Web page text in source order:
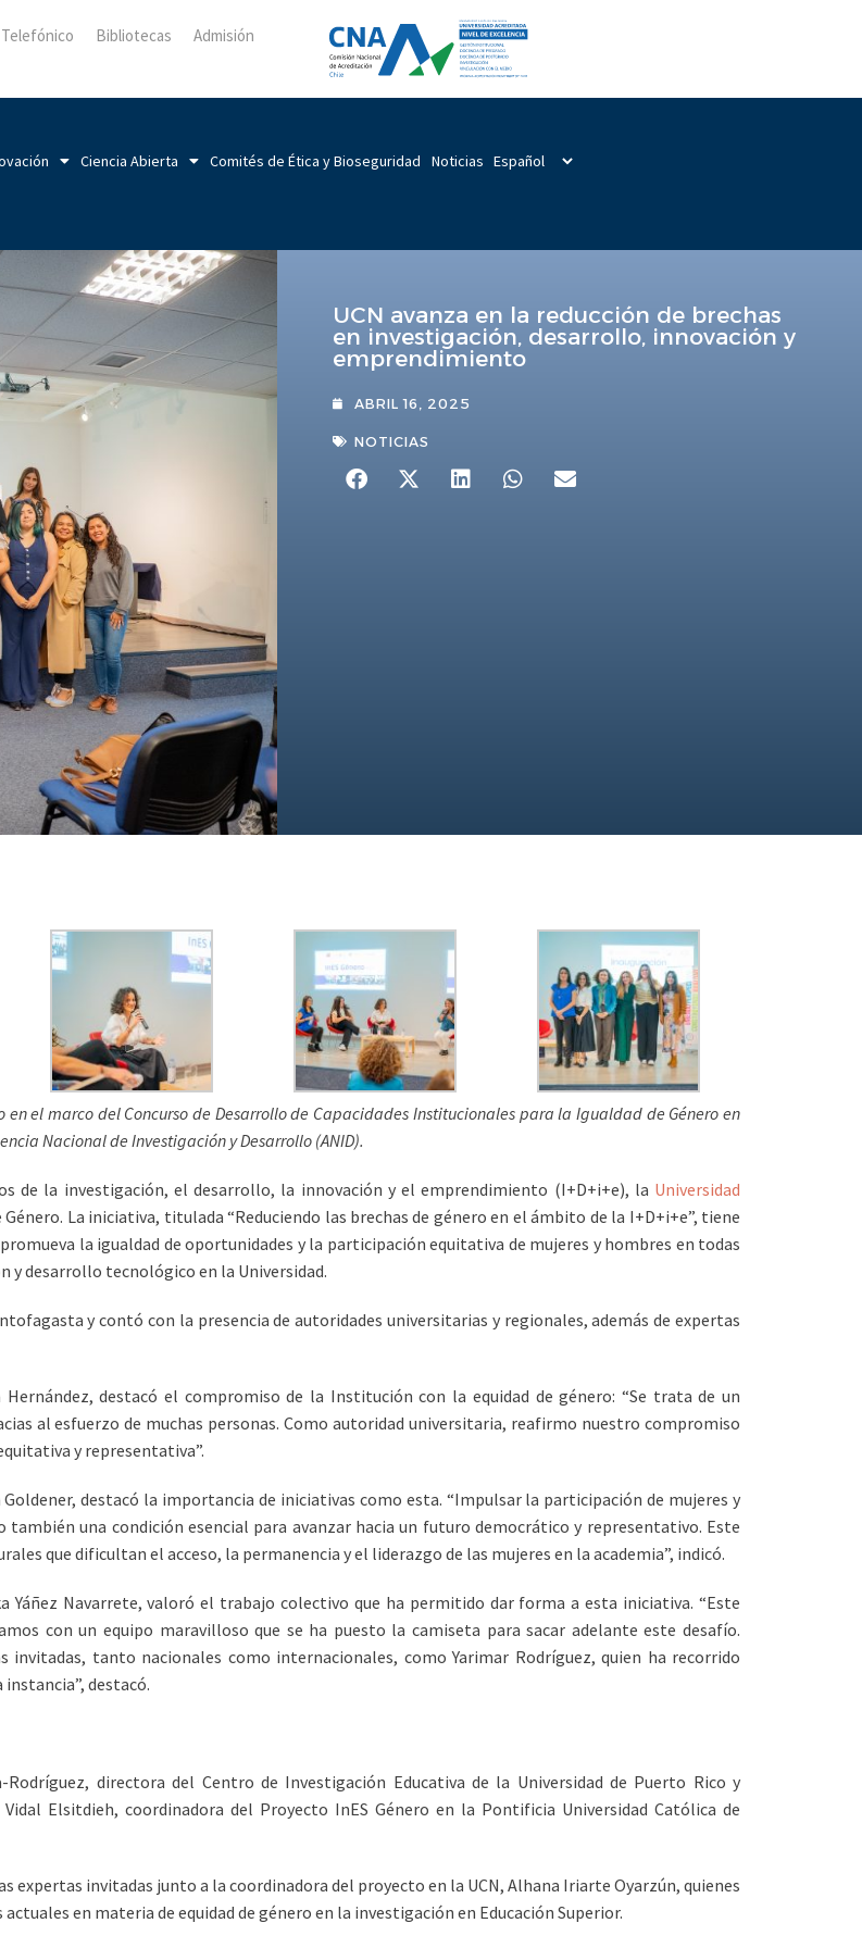
Bibliotecas Admisión
Ciencia Abierta Comités de Ética y Bioseguridad Noticias
UCN avanza en la reducción de brechas
en investigación, desarrollo, innovación y
emprendimiento
ABRIL 16, 2025
NOTICIAS
el marco del Concurso de Desarrollo de Capacidades Institucionales para la Igualdad de Género en
Nacional de Investigación y Desarrollo (ANID).
de la investigación, el desarrollo, la innovación y el emprendimiento (I+D+i+e), la Universidad
La iniciativa, titulada “Reduciendo las brechas de género en el ámbito de la I+D+i+e”, tiene
la igualdad de oportunidades y la participación equitativa de mujeres y hombres en todas
y desarrollo tecnológico en la Universidad.
y contó con la presencia de autoridades universitarias y regionales, además de expertas
destacó el compromiso de la Institución con la equidad de género: “Se trata de un
al esfuerzo de muchas personas. Como autoridad universitaria, reafirmo nuestro compromiso
y representativa”.
destacó la importancia de iniciativas como esta. “Impulsar la participación de mujeres y
también una condición esencial para avanzar hacia un futuro democrático y representativo. Este
que dificultan el acceso, la permanencia y el liderazgo de las mujeres en la academia”, indicó.
Yáñez Navarrete, valoró el trabajo colectivo que ha permitido dar forma a esta iniciativa. “Este
con un equipo maravilloso que se ha puesto la camiseta para sacar adelante este desafío.
invitadas, tanto nacionales como internacionales, como Yarimar Rodríguez, quien ha recorrido
destacó.
directora del Centro de Investigación Educativa de la Universidad de Puerto Rico y
Elsitdieh, coordinadora del Proyecto InES Género en la Pontificia Universidad Católica de
expertas invitadas junto a la coordinadora del proyecto en la UCN, Alhana Iriarte Oyarzún, quienes
en materia de equidad de género en la investigación en Educación Superior.